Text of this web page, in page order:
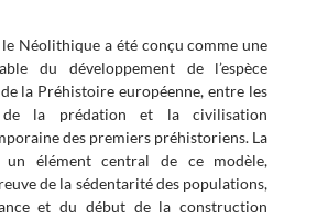
le Néolithique a été conçu comme une
du développement de l’espèce
la Préhistoire européenne, entre les
de la prédation et la civilisation
des premiers préhistoriens. La
un élément central de ce modèle,
de la sédentarité des populations,
et du début de la construction